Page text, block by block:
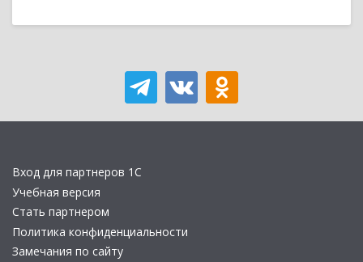
Вход для партнеров 1С
Учебная версия
Стать партнером
Политика конфиденциальности
Замечания по сайту